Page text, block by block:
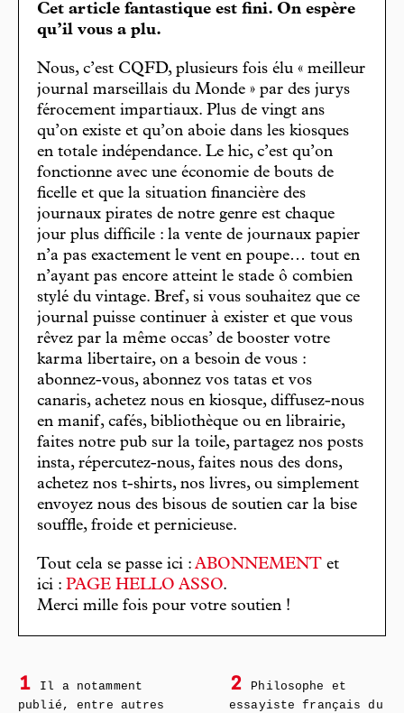
Cet article fantastique est fini. On espère
qu’il vous a plu.
Nous, c’est CQFD, plusieurs fois élu « meilleur
journal marseillais du Monde » par des jurys
férocement impartiaux. Plus de vingt ans
qu’on existe et qu’on aboie dans les kiosques
en totale indépendance. Le hic, c’est qu’on
fonctionne avec une économie de bouts de
ficelle et que la situation financière des
journaux pirates de notre genre est chaque
jour plus difficile : la vente de journaux papier
n’a pas exactement le vent en poupe… tout en
n’ayant pas encore atteint le stade ô combien
stylé du vintage. Bref, si vous souhaitez que ce
journal puisse continuer à exister et que vous
rêvez par la même occas’ de booster votre
karma libertaire, on a besoin de vous :
abonnez-vous, abonnez vos tatas et vos
canaris, achetez nous en kiosque, diffusez-nous
en manif, cafés, bibliothèque ou en librairie,
faites notre pub sur la toile, partagez nos posts
insta, répercutez-nous, faites nous des dons,
achetez nos t-shirts, nos livres, ou simplement
envoyez nous des bisous de soutien car la bise
souffle, froide et pernicieuse.
Tout cela se passe ici : ABONNEMENT et
ici : PAGE HELLO ASSO.
Merci mille fois pour votre soutien !
1
Il a notamment
publié, entre autres
2
Philosophe et
essayiste français du